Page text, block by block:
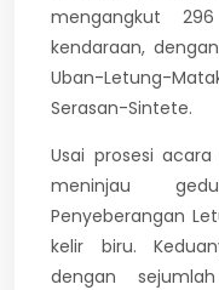
mengangkut
kendaraan,
Uban-Letung-
Serasan-Sintete.
Usai prosesi
meninjau
Penyeberangan
kelir biru.
dengan